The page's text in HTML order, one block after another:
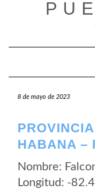
8 de mayo de 2023
HABANA –
Nombre:
Longitud: -